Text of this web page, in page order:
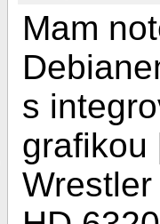
Mam
s
grafikou